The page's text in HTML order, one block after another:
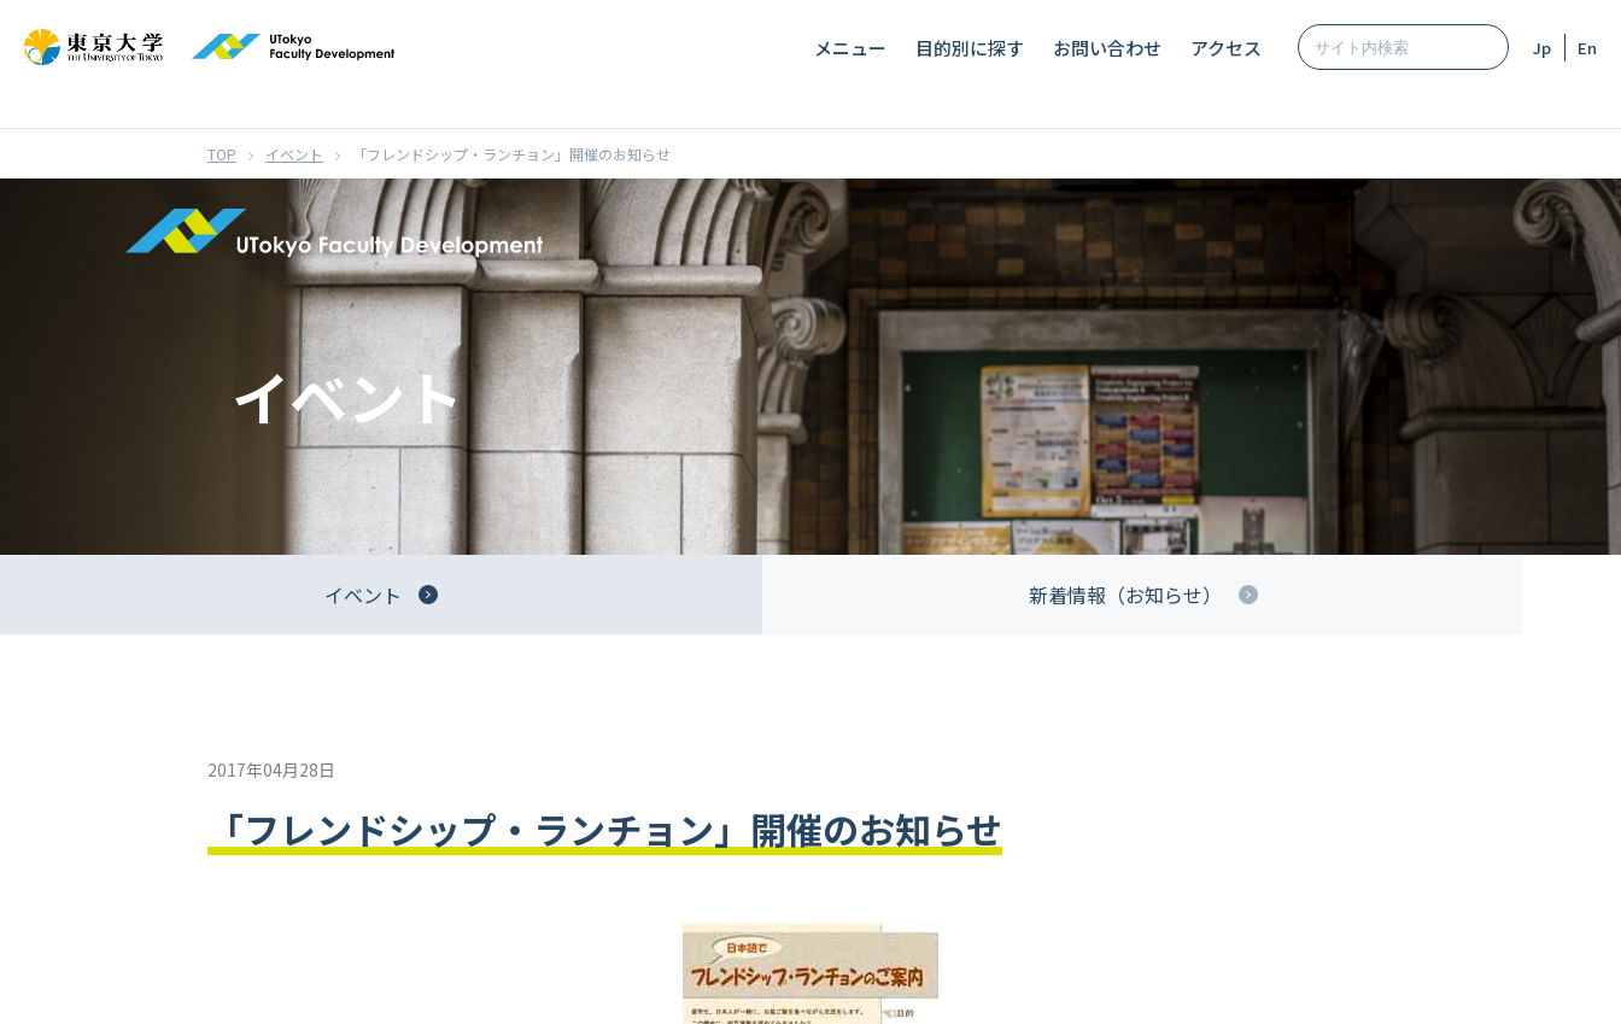
メニュー 目的別に探す お問い合わせ アクセス En
Jp
イベント 「フレンドシップ・ランチョン」開催のお知らせ
イベント
イベント 新着情報（お知らせ）
2017年04月28日
「フレンドシップ・ランチョン」開催のお知らせ